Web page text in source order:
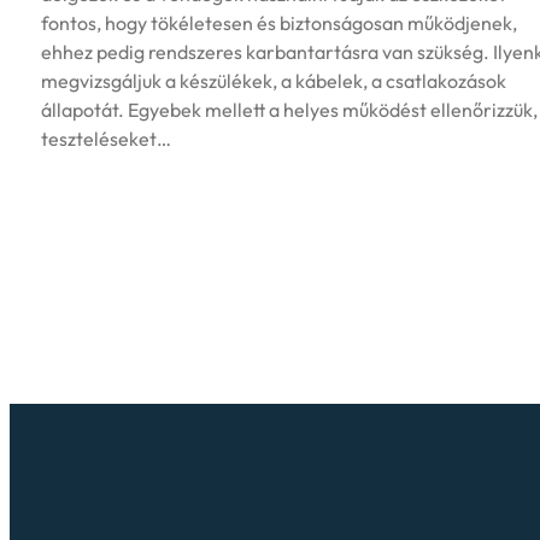
fontos, hogy tökéletesen és biztonságosan működjenek,
ehhez pedig rendszeres karbantartásra van szükség.
megvizsgáljuk a készülékek, a kábelek, a csatlakozások
állapotát. Egyebek mellett a helyes működést ellenőrizzük,
teszteléseket…